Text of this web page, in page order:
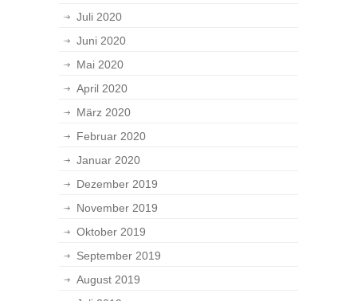
Juli 2020
Juni 2020
Mai 2020
April 2020
März 2020
Februar 2020
Januar 2020
Dezember 2019
November 2019
Oktober 2019
September 2019
August 2019